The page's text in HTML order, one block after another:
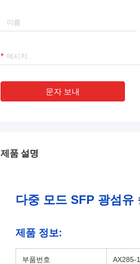
문자 보내
제품 설명
다중 모드 SFP 광섬유
제품 정보:
부품번호 AX285-